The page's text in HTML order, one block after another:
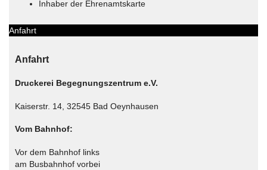
Inhaber der Ehrenamtskarte
Anfahrt
Anfahrt
Druckerei Begegnungszentrum e.V.
Kaiserstr. 14, 32545 Bad Oeynhausen
Vom Bahnhof:
Vor dem Bahnhof links
am Busbahnhof vorbei